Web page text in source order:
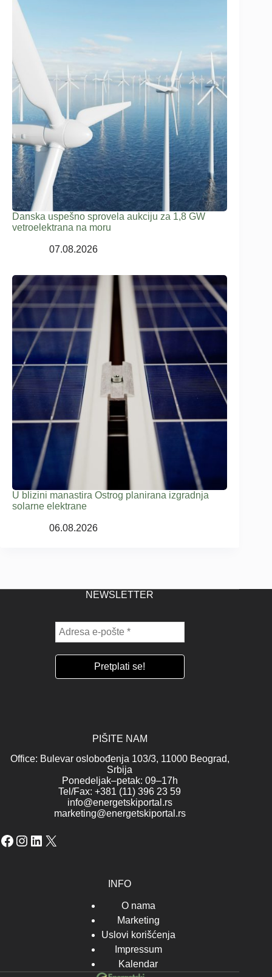
Danska uspešno sprovela aukciju za 1,8 GW
vetroelektrana na moru
07.08.2026
U blizini manastira Ostrog planirana izgradnja
solarne elektrane
06.08.2026
NEWSLETTER
PIŠITE NAM
Office: Bulevar oslobođenja 103/3, 11000 Beograd,
Srbija
Ponedeljak–petak: 09–17h
Tel/Fax: +381 (11) 396 23 59
info@energetskiportal.rs
marketing@energetskiportal.rs
Facebook
Instagram
LinkedIn
X
INFO
O nama
Marketing
Uslovi korišćenja
Impressum
Kalendar